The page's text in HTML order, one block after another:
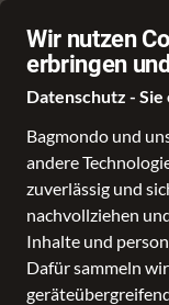
Wir nutzen
erbringen
Datenschutz -
Bagmondo und
andere
zuverlässig und
nachvollziehen
Inhalte und
Dafür sammeln
Schule Reise
alle Kategorien
Freizeitin